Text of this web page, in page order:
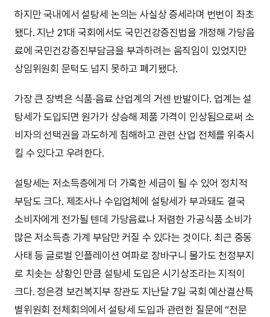
하지만 국내에서 설탕세 논의는 사실상 증세라며 번번이 좌초
됐다. 지난 21대 국회에서도 국민건강증진법을 개정해 가당음
료에 국민건강증진부담금을 부과하려는 움직임이 있었지만
상임위원회 문턱도 넘지 못하고 폐기됐다.
가장 큰 장벽은 식품·음료 산업계의 거센 반발이다. 업계는 설
탕세가 도입되면 원가가 상승해 제품 가격이 인상됨으로써 소
비자의 선택권을 과도하게 침해하고 관련 산업 전체를 위축시
킬 수 있다고 우려한다.
설탕세는 저소득층에게 더 가혹한 세금이 될 수 있어 정치적
부담도 크다. 제조사나 수입업체에 설탕세가 부과돼도 결국
소비자에게 전가될 텐데 가당음료나 저렴한 가공식품 소비가
많은 저소득층 가계 부담만 커질 수 있다는 것이다. 최근 중동
사태 등 글로벌 인플레이션 여파로 장바구니 물가도 천정부지
로 치솟는 상황인 만큼 설탕세 도입은 시기상조라는 지적이
크다. 정은경 보건복지부 장관도 지난달 7일 국회 예산결산특
별위원회 전체회의에서 설탕세 도입과 관련한 질문에 “전문